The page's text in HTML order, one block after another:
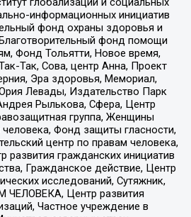
информационных инициатив
фонд охраны здоровья и
фонд помощи
Фонд Тольятти, Новое время,
Так, Сова, центр Анна, Проект
Эра здоровья, Мемориал,
Левады, Издательство Парк
Рылькова, Сфера, Центр
группа, Женщины
человека, Фонд защиты гласности,
центр по правам человека,
развития гражданских инициатив
Гражданское действие, Центр
исследований, Сутяжник,
Центр развития
Частное учреждение в